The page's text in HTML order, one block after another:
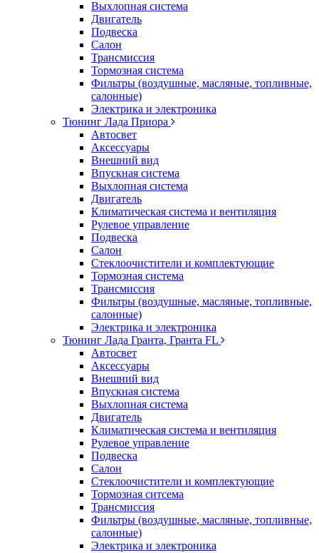
Выхлопная система
Двигатель
Подвеска
Салон
Трансмиссия
Тормозная система
Фильтры (воздушные, масляные, топливные,
салонные)
Электрика и электроника
Тюнинг Лада Приора
Автосвет
Аксессуары
Внешний вид
Впускная система
Выхлопная система
Двигатель
Климатическая система и вентиляция
Рулевое управление
Подвеска
Салон
Стеклоочистители и комплектующие
Тормозная система
Трансмиссия
Фильтры (воздушные, масляные, топливные,
салонные)
Электрика и электроника
Тюнинг Лада Гранта, Гранта FL
Автосвет
Аксессуары
Внешний вид
Впускная система
Выхлопная система
Двигатель
Климатическая система и вентиляция
Рулевое управление
Подвеска
Салон
Стеклоочистители и комплектующие
Тормозная ситсема
Трансмиссия
Фильтры (воздушные, масляные, топливные,
салонные)
Электрика и электроника